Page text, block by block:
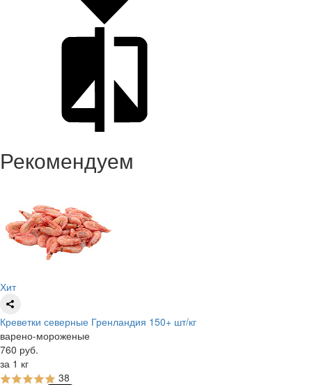
Рекомендуем
Хит
Креветки северные Гренландия 150+ шт/кг
варено-мороженые
760 руб.
за 1 кг
38